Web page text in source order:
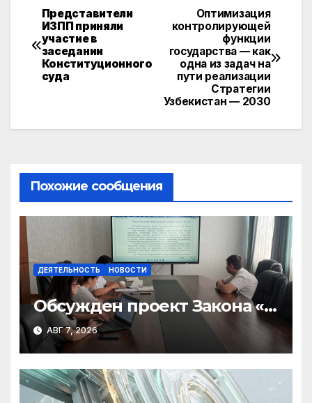
Навигация
по
записям
Оптимизация
контролирующей
функции
государства — как
одна из задач на
пути реализации
Стратегии
Узбекистан — 2030
Представители
ИЗПП приняли
участие в
заседании
Конституционного
суда
Похожие сообщения
ДЕЯТЕЛЬНОСТЬ НОВОСТИ
Обсужден проект Закона «О
финансовом штрафе»
АВГ 7, 2026